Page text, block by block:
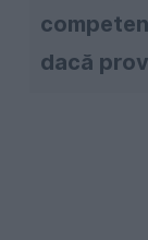
dacă